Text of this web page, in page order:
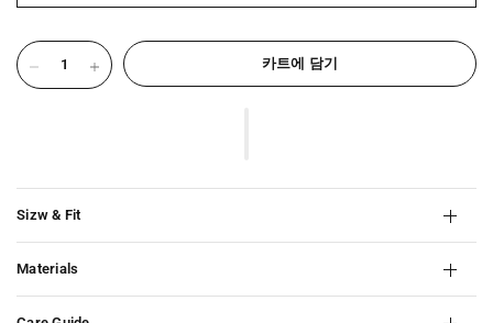
카트에 담기
Sizw & Fit
Materials